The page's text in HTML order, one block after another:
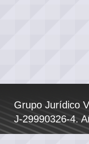
Grupo Jurídico
J-29990326-4.